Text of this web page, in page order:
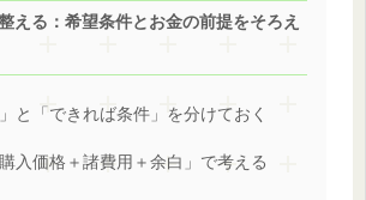
える：希望条件とお金の前提をそろえ
と「できれば条件」を分けておく
入価格＋諸費用＋余白」で考える